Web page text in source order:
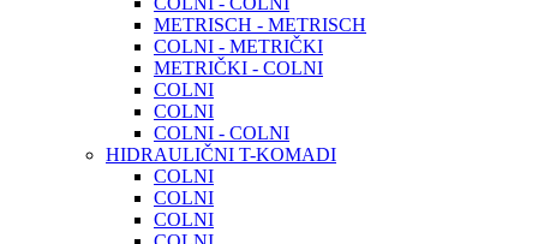
METRISCH - METRISCH
COLNI - METRIČKI
METRIČKI - COLNI
COLNI
COLNI
COLNI - COLNI
HIDRAULIČNI T-KOMADI
COLNI
COLNI
COLNI